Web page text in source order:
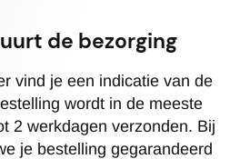
de bezorging
vind je een indicatie van de
wordt in de meeste
2 werkdagen verzonden. Bij
je bestelling gegarandeerd